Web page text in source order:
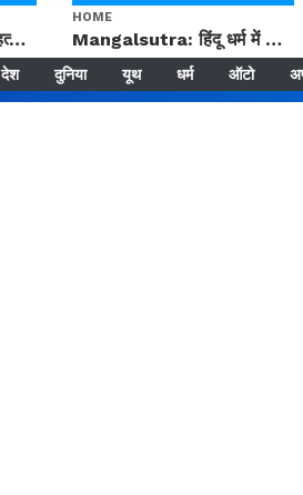
मनीषा हत्याकांड: हत्या, आत्महत्या या कोई बड़ा राज? | Full Story | Josh Haryana
HOME
Mangalsutra: हिंदू धर्म में शादी के बाद मंगलसूत्र क्यों पहनती है महिलाएं, किसने शुरु की ये परंपरा
देश दुनिया यूथ धर्म ऑटो